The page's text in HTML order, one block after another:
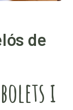
de
i